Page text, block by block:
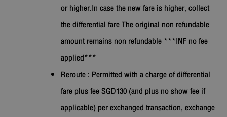
or higher.In case the new fare is higher, collect
the differential fare The original non refundable
amount remains non refundable ***INF no fee
applied***
Reroute : Permitted with a charge of differential
fare plus fee SGD130 (and plus no show fee if
applicable) per exchanged transaction, exchange